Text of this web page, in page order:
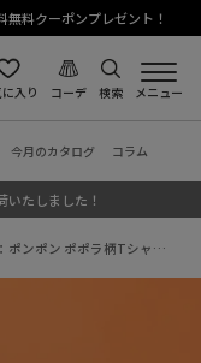
無料クーポンプレゼント！
検索
コーデ
入り メニュー
今月のカタログ コラム
いたしました！
ポンポン ポポラ柄Tシャ…